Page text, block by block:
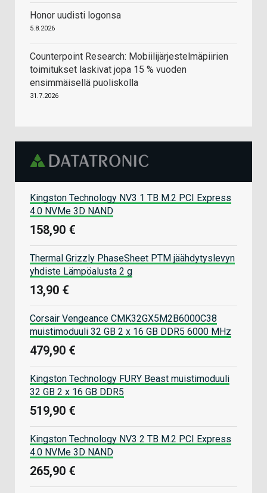
Honor uudisti logonsa
5.8.2026
Counterpoint Research: Mobiilijärjestelmäpiirien
toimitukset laskivat jopa 15 % vuoden
ensimmäisellä puoliskolla
31.7.2026
Kingston Technology NV3 1 TB M.2 PCI Express
4.0 NVMe 3D NAND
158,90 €
Thermal Grizzly PhaseSheet PTM jäähdytyslevyn
yhdiste Lämpöalusta 2 g
13,90 €
Corsair Vengeance CMK32GX5M2B6000C38
muistimoduuli 32 GB 2 x 16 GB DDR5 6000 MHz
479,90 €
Kingston Technology FURY Beast muistimoduuli
32 GB 2 x 16 GB DDR5
519,90 €
Kingston Technology NV3 2 TB M.2 PCI Express
4.0 NVMe 3D NAND
265,90 €